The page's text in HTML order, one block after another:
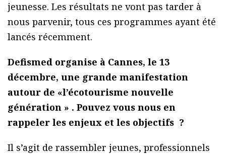
jeunesse. Les résultats ne vont pas tarder à
nous parvenir, tous ces programmes ayant été
lancés récemment.
Defismed organise à Cannes, le 13
décembre, une grande manifestation
autour de «l’écotourisme nouvelle
génération » . Pouvez vous nous en
rappeler les enjeux et les objectifs ?
Il s’agit de rassembler jeunes, professionnels